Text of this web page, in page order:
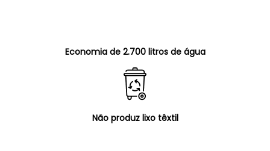
Economia de 2.700 litros de água
Não produz lixo têxtil